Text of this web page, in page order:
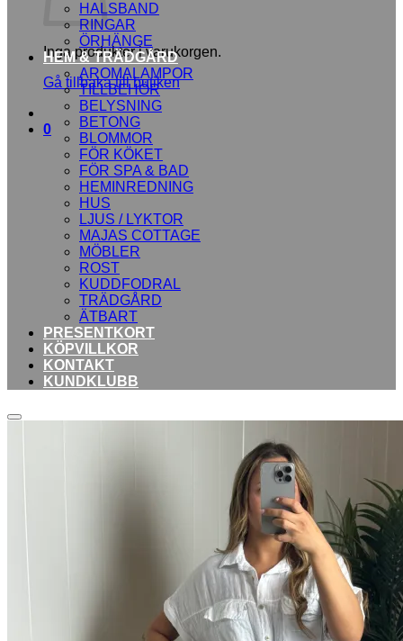
Inga produkter i varukorgen.
Gå tillbaka till butiken
0
HALSBAND
RINGAR
ÖRHÄNGE
HEM & TRÄDGÅRD
AROMALAMPOR
TILLBEHÖR
BELYSNING
BETONG
BLOMMOR
FÖR KÖKET
FÖR SPA & BAD
HEMINREDNING
HUS
LJUS / LYKTOR
MAJAS COTTAGE
MÖBLER
ROST
KUDDFODRAL
TRÄDGÅRD
ÄTBART
PRESENTKORT
KÖPVILLKOR
KONTAKT
KUNDKLUBB